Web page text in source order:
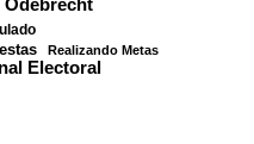
Odebrecht
Realizando Metas
Electoral